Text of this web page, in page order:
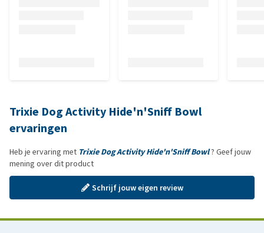
Trixie Dog Activity Hide'n'Sniff Bowl
ervaringen
Heb je ervaring met Trixie Dog Activity Hide'n'Sniff Bowl? Geef jouw
mening over dit product
Schrijf jouw eigen review